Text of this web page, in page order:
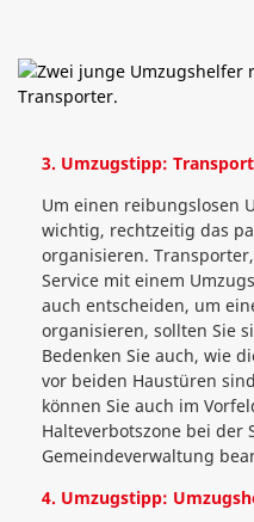
3. Umzugstipp:
Um einen reibungslosen
wichtig, rechtzeitig das
organisieren.
Service mit einem
auch entscheiden, um
organisieren, sollten Sie
Bedenken Sie auch, wie
vor beiden Haustüren
können Sie auch im
Halteverbotszone bei der
Gemeindeverwaltung
4. Umzugstipp: